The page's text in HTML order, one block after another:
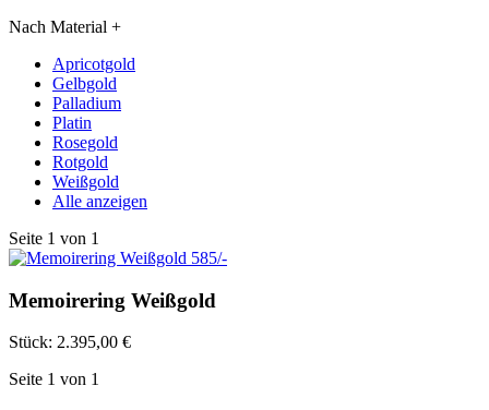
Nach Material +
Apricotgold
Gelbgold
Palladium
Platin
Rosegold
Rotgold
Weißgold
Alle anzeigen
Seite 1 von 1
Memoirering Weißgold
Stück: 2.395,00 €
Seite 1 von 1